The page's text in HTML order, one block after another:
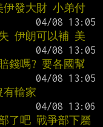
發大財 小弟付
伊朗可以補 美
錢嗎? 要各國幫
輸家
了吧 戰爭部下屬